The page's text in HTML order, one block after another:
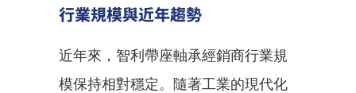
行業規模與近年趨勢
近年來，智利帶座軸承經銷商行業規
模保持相對穩定。隨著工業的現代化